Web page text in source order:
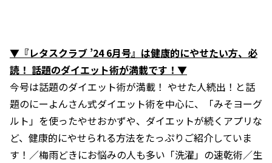
▼『レタスクラブ ’24 6月号』は健康的にやせたい方、必
読！ 話題のダイエット術が満載です！▼
今号は話題のダイエット術が満載！ やせた人続出！と話
題のにーよんさん式ダイエット術を中心に、「みそヨーグ
ルト」を使ったやせおかずや、ダイエットが続くアプリな
ど、健康的にやせられる方法をたっぷりご紹介していま
す！／梅雨どきにお悩みの人も多い「洗濯」の速乾術／生